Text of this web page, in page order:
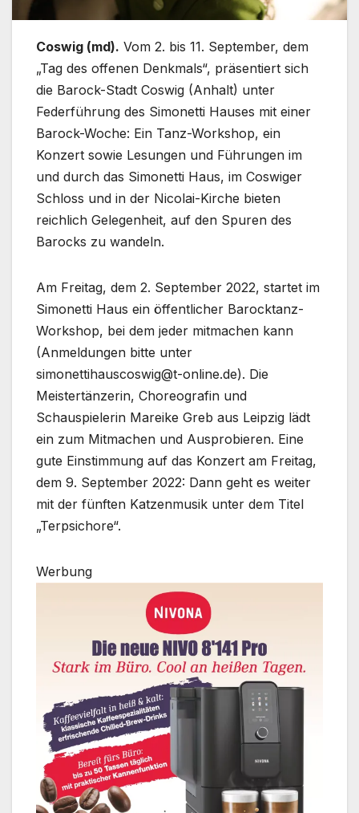
Coswig (md). Vom 2. bis 11. September, dem
„Tag des offenen Denkmals“, präsentiert sich
die Barock-Stadt Coswig (Anhalt) unter
Federführung des Simonetti Hauses mit einer
Barock-Woche: Ein Tanz-Workshop, ein
Konzert sowie Lesungen und Führungen im
und durch das Simonetti Haus, im Coswiger
Schloss und in der Nicolai-Kirche bieten
reichlich Gelegenheit, auf den Spuren des
Barocks zu wandeln.
Am Freitag, dem 2. September 2022, startet im
Simonetti Haus ein öffentlicher Barocktanz-
Workshop, bei dem jeder mitmachen kann
(Anmeldungen bitte unter
simonettihauscoswig@t-online.de). Die
Meistertänzerin, Choreografin und
Schauspielerin Mareike Greb aus Leipzig lädt
ein zum Mitmachen und Ausprobieren. Eine
gute Einstimmung auf das Konzert am Freitag,
dem 9. September 2022: Dann geht es weiter
mit der fünften Katzenmusik unter dem Titel
„Terpsichore“.
Werbung